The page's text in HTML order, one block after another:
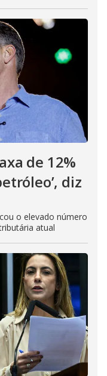
de 12%
diz
o elevado número
atual